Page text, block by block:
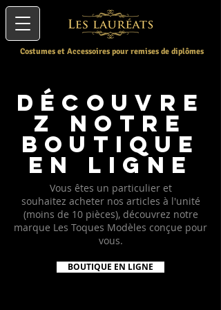
Costumes et Accessoires pour remises de diplômes
découvre
z notre
boutique
en ligne
Vous êtes un particulier et
souhaitez acheter nos articles à l'unité
(moins de 10 pièces), découvrez notre
marque Les Toques Modèles conçue pour
vous.
BOUTIQUE EN LIGNE